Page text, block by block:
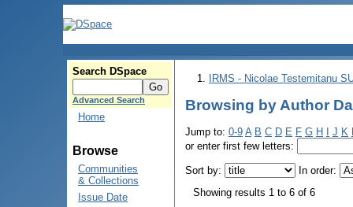
Search DSpace
Advanced Search
Home
Browse
Communities
& Collections
Issue Date
IRMS - Nicolae Testemitanu
Browsing by Author
Jump to: 0-9 A B C D E F G H J K
or enter first few letters:
Sort by:
In order:
Showing results 1 to 6 of 6